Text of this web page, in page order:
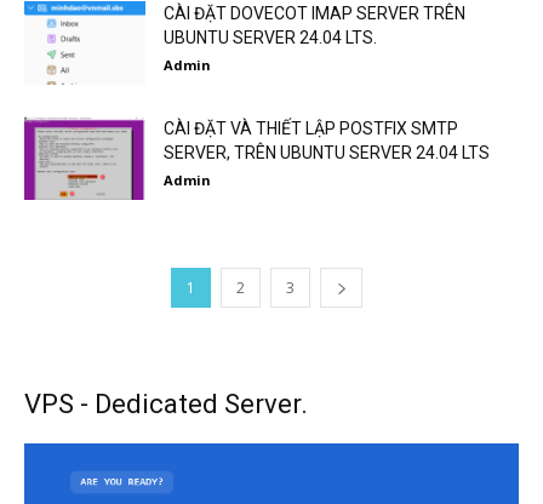
CÀI ĐẶT DOVECOT IMAP SERVER TRÊN
UBUNTU SERVER 24.04 LTS.
Admin
CÀI ĐẶT VÀ THIẾT LẬP POSTFIX SMTP
SERVER, TRÊN UBUNTU SERVER 24.04 LTS
Admin
1 2 3
VPS - Dedicated Server.